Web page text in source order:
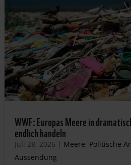
WWF: Europas Meere in
endlich handeln
Juli 28, 2026 | Meere, Politische
Aussendung